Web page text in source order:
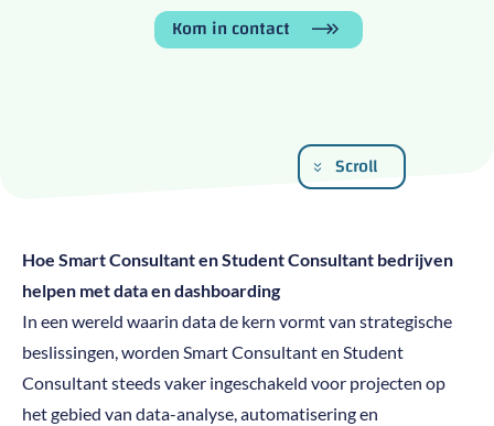
Kom in contact
Scroll
Hoe Smart Consultant en Student Consultant bedrijven
helpen met data en dashboarding
In een wereld waarin data de kern vormt van strategische
beslissingen, worden Smart Consultant en Student
Consultant steeds vaker ingeschakeld voor projecten op
het gebied van data-analyse, automatisering en